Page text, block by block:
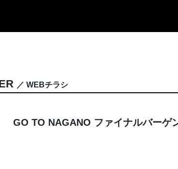
／ WEBチラシ
GO TO NAGANO ファイナルバーゲ